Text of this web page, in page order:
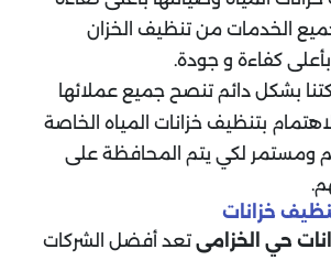
الخدمات من تنظيف الخزان
كفاءة و جودة.
بشكل دائم تنصح جميع عملائها
بتنظيف خزانات المياه الخاصة
ومستمر لكي يتم المحافظة على
خزانات
حي الخزامى تعد أفضل الشركات